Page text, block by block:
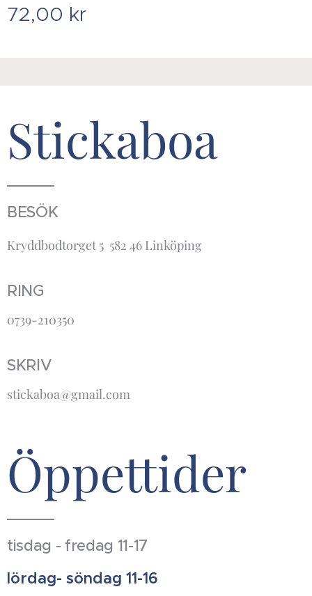
72,00 kr
Stickaboa
BESÖK
Kryddbodtorget 5 582 46 Linköping
RING
0739-210350
SKRIV
stickaboa@gmail.com
Öppettider
tisdag - fredag 11-17
lördag- söndag 11-16